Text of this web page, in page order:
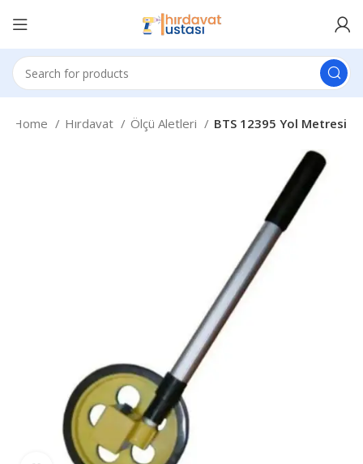
Home Hırdavat Ölçü Aletleri BTS 12395 Yol Metresi